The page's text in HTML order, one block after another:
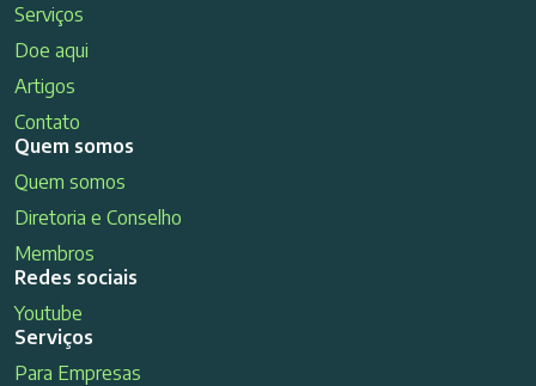
Serviços
Doe aqui
Artigos
Contato
Quem somos
Quem somos
Diretoria e Conselho
Membros
Redes sociais
Youtube
Serviços
Para Empresas